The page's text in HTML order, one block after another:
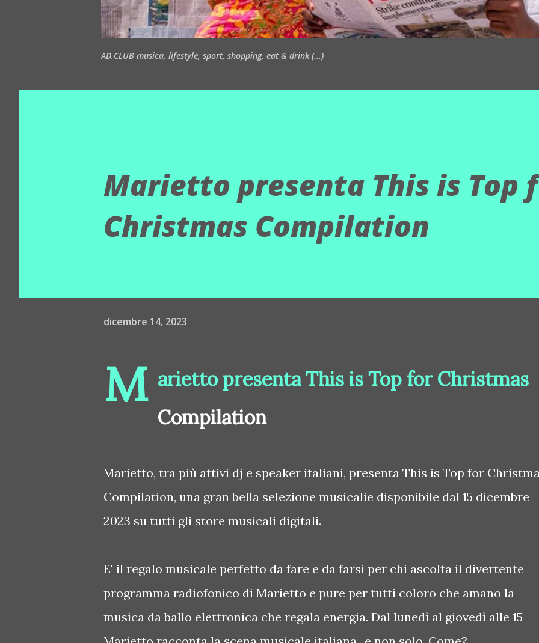
AD.CLUB musica, lifestyle, sport, shopping, eat & drink (...)
Marietto presenta This is Top
Christmas Compilation
dicembre 14, 2023
M arietto presenta This is Top for Christmas
Compilation
Marietto, tra più attivi dj e speaker italiani, presenta This is Top for
Compilation, una gran bella selezione musicalie disponibile dal 15 dicembre
2023 su tutti gli store musicali digitali.
E' il regalo musicale perfetto da fare e da farsi per chi ascolta il divertente
programma radiofonico di Marietto e pure per tutti coloro che amano la
musica da ballo elettronica che regala energia. Dal lunedì al giovedì alle 15